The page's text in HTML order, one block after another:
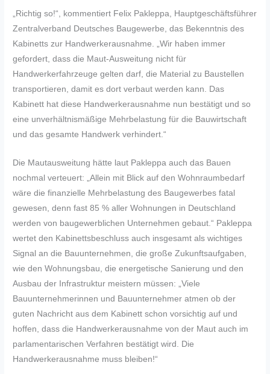
„Richtig so!“, kommentiert Felix Pakleppa, Hauptgeschäftsführer
Zentralverband Deutsches Baugewerbe, das Bekenntnis des
Kabinetts zur Handwerkerausnahme. „Wir haben immer
gefordert, dass die Maut-Ausweitung nicht für
Handwerkerfahrzeuge gelten darf, die Material zu Baustellen
transportieren, damit es dort verbaut werden kann. Das
Kabinett hat diese Handwerkerausnahme nun bestätigt und so
eine unverhältnismäßige Mehrbelastung für die Bauwirtschaft
und das gesamte Handwerk verhindert.“
Die Mautausweitung hätte laut Pakleppa auch das Bauen
nochmal verteuert: „Allein mit Blick auf den Wohnraumbedarf
wäre die finanzielle Mehrbelastung des Baugewerbes fatal
gewesen, denn fast 85 % aller Wohnungen in Deutschland
werden von baugewerblichen Unternehmen gebaut.“ Pakleppa
wertet den Kabinettsbeschluss auch insgesamt als wichtiges
Signal an die Bauunternehmen, die große Zukunftsaufgaben,
wie den Wohnungsbau, die energetische Sanierung und den
Ausbau der Infrastruktur meistern müssen: „Viele
Bauunternehmerinnen und Bauunternehmer atmen ob der
guten Nachricht aus dem Kabinett schon vorsichtig auf und
hoffen, dass die Handwerkerausnahme von der Maut auch im
parlamentarischen Verfahren bestätigt wird. Die
Handwerkerausnahme muss bleiben!“